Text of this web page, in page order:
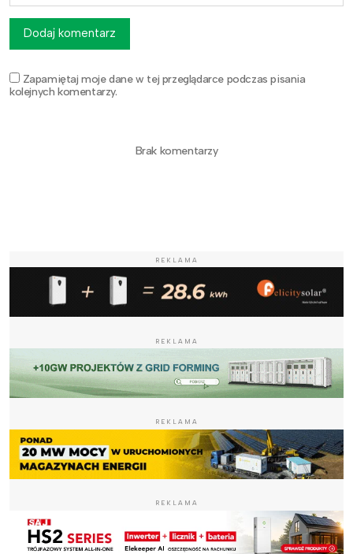
Zapamiętaj moje dane w tej przeglądarce podczas pisania
kolejnych komentarzy.
Dodaj komentarz
Brak komentarzy
REKLAMA
REKLAMA
REKLAMA
REKLAMA